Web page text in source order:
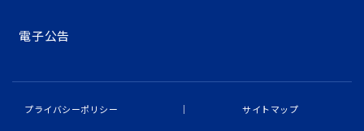
電子公告
プライバシーポリシー サイトマップ